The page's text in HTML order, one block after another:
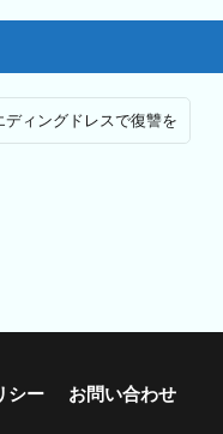
ディングドレスで復讐を
シー お問い合わせ